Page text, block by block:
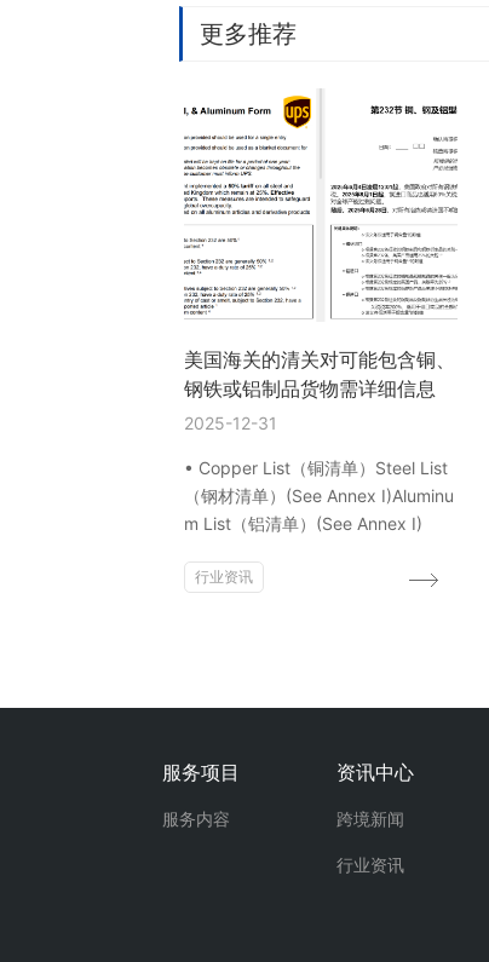
更多推荐
美国海关的清关对可能包含铜、
钢铁或铝制品货物需详细信息
2025-12-31
• Copper List（铜清单）Steel List
（钢材清单）(See Annex I)Aluminu
m List（铝清单）(See Annex I)
行业资讯
服务项目
服务内容
资讯中心
跨境新闻
行业资讯